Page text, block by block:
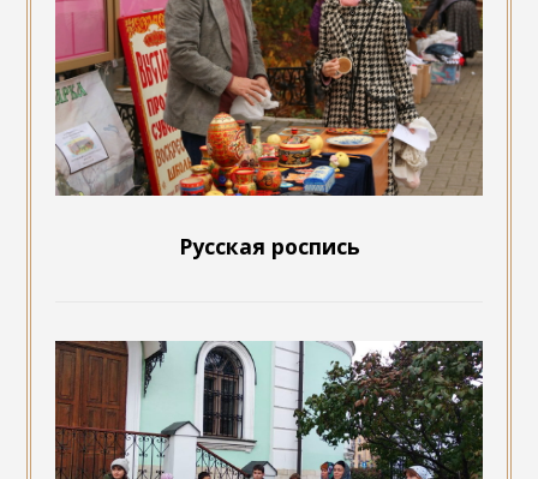
Русская роспись